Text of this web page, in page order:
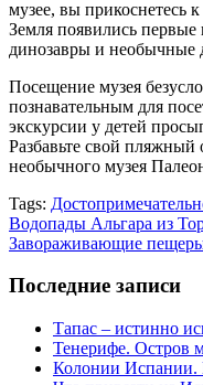
музее, вы прикоснетесь
Земля появились первые
динозавры и необычные
Посещение музея
познавательным для
экскурсии у детей
Разбавьте свой
необычного музея
Tags:
Водопады Альгара из
Завораживающие
Последние записи
Тапас – истинно
Тенерифе. Остров
Колонии Испании.